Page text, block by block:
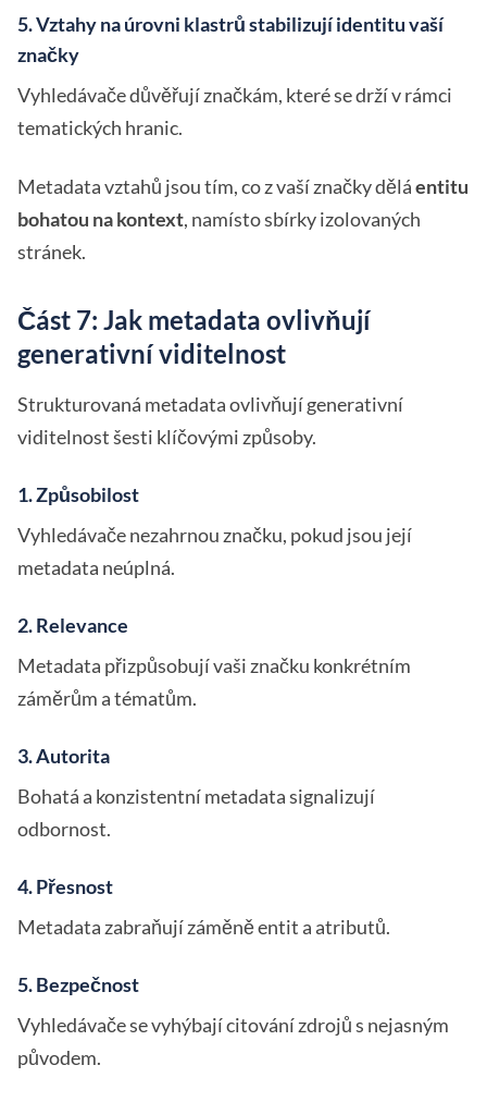
5. Vztahy na úrovni klastrů stabilizují identitu vaší
značky
Vyhledávače důvěřují značkám, které se drží v rámci
tematických hranic.
Metadata vztahů jsou tím, co z vaší značky děláentitu
bohatou na kontext, namísto sbírky izolovaných
stránek.
Část 7: Jak metadata ovlivňují
generativní viditelnost
Strukturovaná metadata ovlivňují generativní
viditelnost šesti klíčovými způsoby.
1. Způsobilost
Vyhledávače nezahrnou značku, pokud jsou její
metadata neúplná.
2. Relevance
Metadata přizpůsobují vaši značku konkrétním
záměrům a tématům.
3. Autorita
Bohatá a konzistentní metadata signalizují
odbornost.
4. Přesnost
Metadata zabraňují záměně entit a atributů.
5. Bezpečnost
Vyhledávače se vyhýbají citování zdrojů s nejasným
původem.